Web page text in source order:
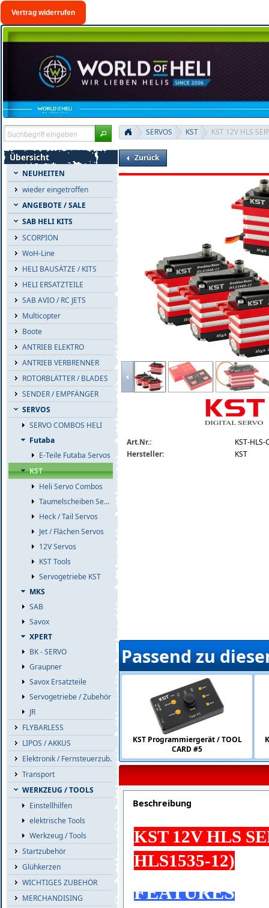
Vertrag widerrufen
Übersicht
NEUHEITEN
wieder eingetroffen
ANGEBOTE / SALE
SAB HELI KITS
SCORPION
WoH-Line
HELI BAUSÄTZE / KITS
HELI ERSATZTEILE
SAB AVIO / RC JETS
Multicopter
Boote
ANTRIEB ELEKTRO
ANTRIEB VERBRENNER
ROTORBLÄTTER / BLADES
SENDER / EMPFÄNGER
SERVOS
SERVO COMBOS HELI
Futaba
E-Teile Futaba Servos
KST
Heli Servo Combos
Taumelscheiben Servos
Heck / Tail Servos
Jet / Flächen Servos
12V Servos
KST Tools
Servogetriebe KST
MKS
SAB
Savox
XPERT
BK - SERVO
Graupner
Savox Ersatzteile
Servogetriebe / Zubehör
JR
FLYBARLESS
LIPOS / AKKUS
Elektronik / Fernsteuerzub.
Transport
WERKZEUG / TOOLS
Einstellhilfen
elektrische Tools
Werkzeug / Tools
Startzubehör
Glühkerzen
WICHTIGES ZUBEHÖR
MERCHANDISING
SERVOS KST KST 12V HLS
Zurück
kst-12v-hls-heli-servo-combo-2023.jpg
Art.Nr.:
KST-
Hersteller:
KST
Passend zu
KST Programmiergerät / TOOL
CARD #5
Beschreibung
KST 12V HLS
HLS1535-12)
FEATURES